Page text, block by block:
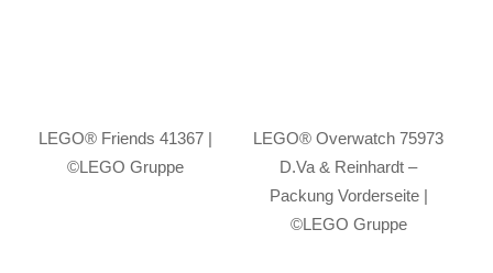
LEGO® Friends 41367 |
©LEGO Gruppe
LEGO® Overwatch 75973
D.Va & Reinhardt –
Packung Vorderseite |
©LEGO Gruppe